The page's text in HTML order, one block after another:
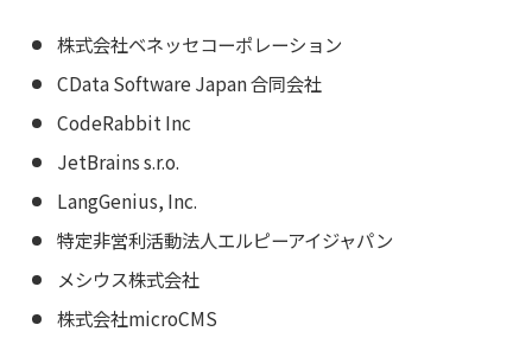
株式会社ベネッセコーポレーション
CData Software Japan 合同会社
CodeRabbit Inc
JetBrains s.r.o.
LangGenius, Inc.
特定非営利活動法人エルピーアイジャパン
メシウス株式会社
株式会社microCMS